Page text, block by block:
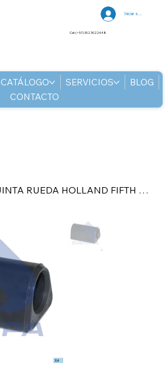
CATÁLOGO SERVICIOS
BLOG
CONTACTO
Iniciar sesión
Cel: (+57) 302 3022448
BUJE CAUCHO QUINTA RUEDA HOLLAND FIFTH WHEEL, ROR-MERITOR XB